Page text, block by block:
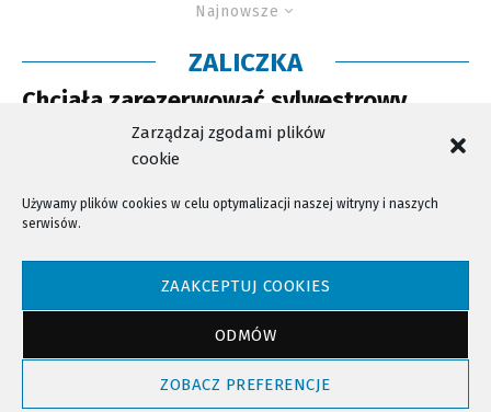
Zarządzaj zgodami plików
cookie
Używamy plików cookies w celu optymalizacji naszej witryny i naszych
serwisów.
ZAAKCEPTUJ COOKIES
ODMÓW
ZOBACZ PREFERENCJE
Najnowsze
ZALICZKA
Chciała zarezerwować sylwestrowy
pobyt nad Soliną – została oszukana
NTV - Nasza Telewizja Sądecka © 2023 Wszystkie prawa zastrzeżone!
Powrót do góry